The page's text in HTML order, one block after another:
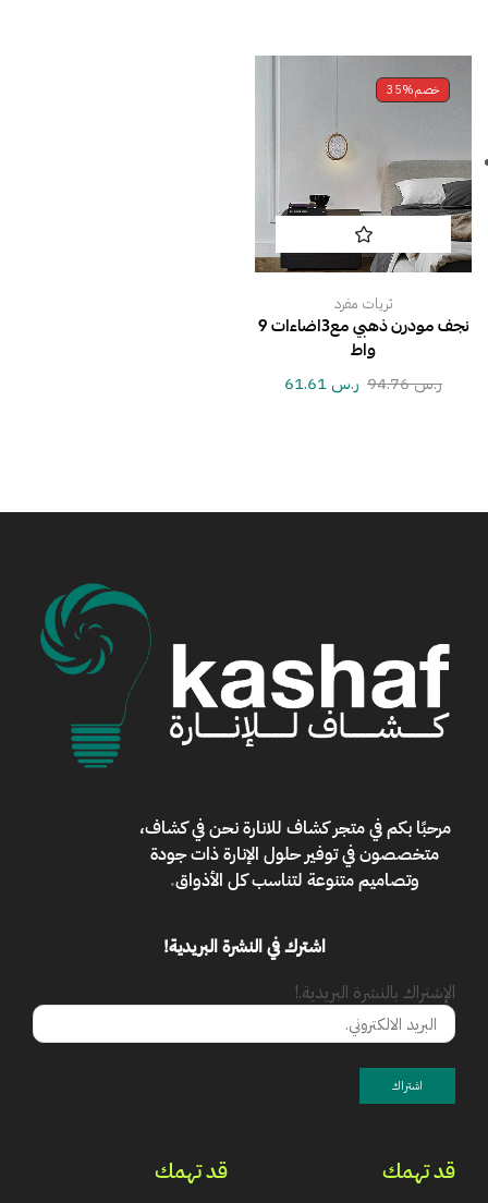
خصم35%
ثريات مفرد
نجف مودرن ذهبي مع3اضاءات 9
واط
ر.س94.76 ر.س
مرحبًا بكم فيمتجر كشاف للانارةنحن في كشاف،
متخصصون في توفير حلول الإنارة ذات جودة
وتصاميم متنوعة لتناسب كل الأذواق.
اشترك في النشرة البريدية!
الإشتراك بالنشرة البريدية.!
قد تهمك قد تهمك